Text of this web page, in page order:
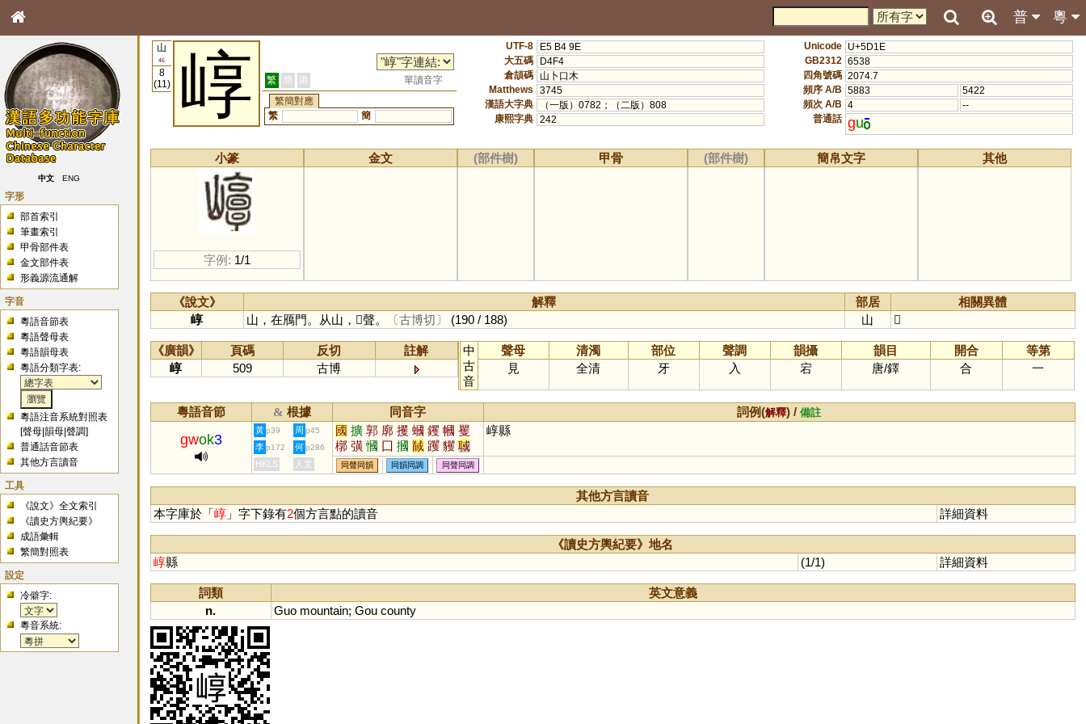
粵
普
中文 ENG
字形
部首索引
筆畫索引
甲骨部件表
金文部件表
形義源流通解
字音
粵語音節表
粵語聲母表
粵語韻母表
粵語分類字表:
粵語注音系統對照表
[聲母 |韻母 |聲調]
普通話音節表
其他方言讀音
工具
《說文》全文索引
《讀史方輿紀要》
成語彙輯
繁簡對照表
設定
冷僻字:
粵音系統:
山
46
8
(11)
崞 繁 簡 港
單讀音字
繁簡對應
繁
簡
UTF-8
E5 B4 9E
大五碼
D4F4
倉頡碼
山卜口木
Matthews
3745
漢語大字典
（一版）0782；（二版）808
康熙字典 242
Unicode U+5D1E
GB2312 6538
四角號碼 2074.7
頻序 A/B 5883
5422
頻次 A/B 4
--
普通話 gu
小篆
字例: 1/1
金文 (部件樹) 甲骨 (部件樹) 簡帛文字 其他
《說文》 解釋 部居
相關異體
崞
山，在鴈門。从山，𩫖聲。 〔古博切〕 (190 / 188) 山 𡾘
《廣韻》 頁碼 反切
註解
崞
509 古博
中
古
音
聲母 清濁 部位 聲調 韻攝 韻目 開合
等第
見
全清 牙 入 宕 唐/鐸 合 一
粵語音節 & 根據 同音字 詞例(解釋) /備註
gwok3
黃 p39 周 p45 國 擴 郭 廓 攫 蟈 钁 幗 矍
槨 彉 慖 囗 摑 馘 躩 貜 聝
玃 漍 彏 霩 簂 膕 漷 墎 嘓
崞縣
李 p172 何 p286
HKLS 人文 同聲同韻 同韻同調 同聲同調
其他方言讀音
本字庫於「崞」字下錄有2個方言點的讀音 詳細資料
《讀史方輿紀要》地名
崞縣 (1/1) 詳細資料
詞類
英文意義
n.
Guo mountain; Gou county